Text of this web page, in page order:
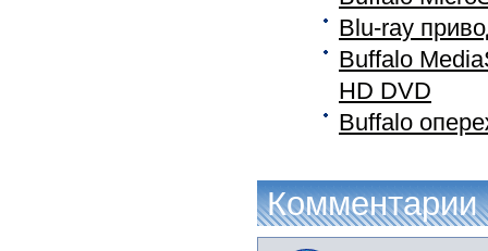
Blu-ray
Buffalo
HD DVD
Buffalo
Комментарии